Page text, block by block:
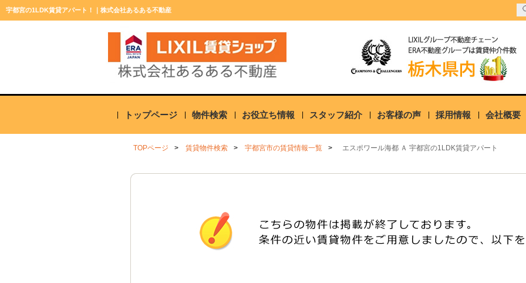
宇都宮の1LDK賃貸アパート！｜株式会社あるある不動産
トップページ 物件検索 お役立ち情報 スタッフ紹介 お客様の声 採用情報 会社概要
TOPページ 賃貸物件検索 宇都宮市の賃貸情報一覧 エスポワール海都 Ａ 宇都宮の1LDK賃貸アパート